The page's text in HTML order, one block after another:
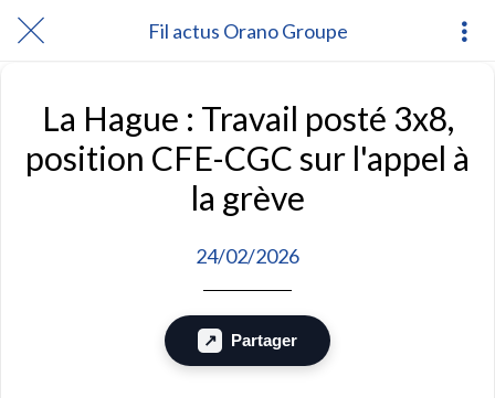
Fil actus Orano Groupe
La Hague : Travail posté 3x8,
position CFE-CGC sur l'appel à
la grève
24/02/2026
Partager